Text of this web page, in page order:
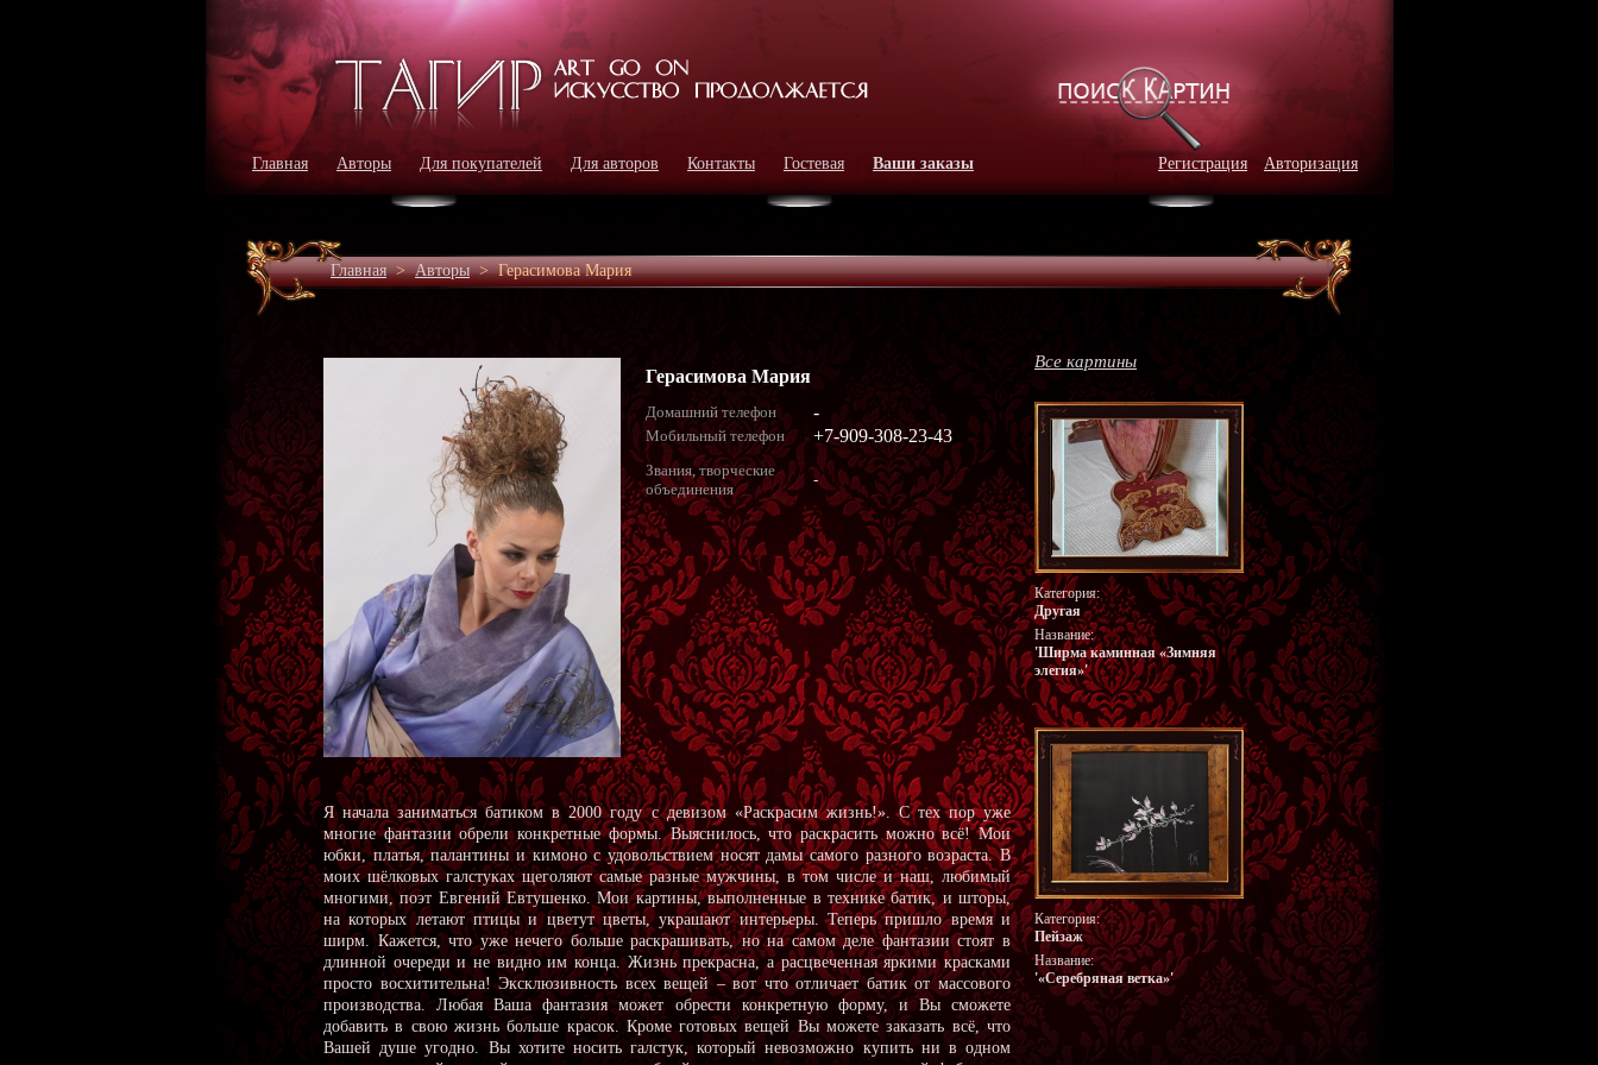
Главная Авторы Для покупателей Для авторов Контакты Гостевая Ваши заказы Регистрация Авторизация
Главная>Авторы>Герасимова Мария
Герасимова Мария
Домашний телефон -
Мобильный телефон +7-909-308-23-43
Звания, творческие
объединения
-
Я начала заниматься батиком в 2000 году с девизом «Раскрасим жизнь!». С тех пор уже
многие фантазии обрели конкретные формы. Выяснилось, что раскрасить можно всё! Мои
юбки, платья, палантины и кимоно с удовольствием носят дамы самого разного возраста. В
моих шёлковых галстуках щеголяют самые разные мужчины, в том числе и наш, любимый
многими, поэт Евгений Евтушенко. Мои картины, выполненные в технике батик, и шторы,
на которых летают птицы и цветут цветы, украшают интерьеры. Теперь пришло время и
ширм. Кажется, что уже нечего больше раскрашивать, но на самом деле фантазии стоят в
длинной очереди и не видно им конца. Жизнь прекрасна, а расцвеченная яркими красками
просто восхитительна! Эксклюзивность всех вещей – вот что отличает батик от массового
производства. Любая Ваша фантазия может обрести конкретную форму, и Вы сможете
добавить в свою жизнь больше красок. Кроме готовых вещей Вы можете заказать всё, что
Вашей душе угодно. Вы хотите носить галстук, который невозможно купить ни в одном
Все картины
Категория:
Другая
Название:
'Ширма каминная «Зимняя
элегия»'
Категория:
Пейзаж
Название:
'«Серебряная ветка»'